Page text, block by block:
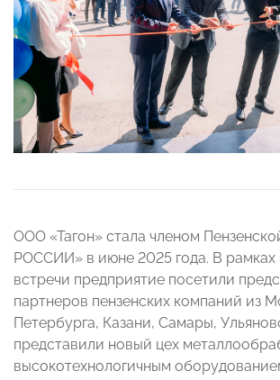
ООО «Тагон» стала членом
РОССИИ» в июне 2025 года. В рамках
встречи предприятие посетили
партнеров пензенских компаний из
Петербурга, Казани, Самары,
представили новый цех
высокотехнологичным